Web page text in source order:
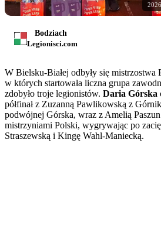
Bodziach
Legionisci.com
W Bielsku-Białej odbyły się mistrzostwa
w których startowała liczna grupa
zdobyło troje legionistów. Daria Górska
półfinał z Zuzanną Pawlikowską z
podwójnej Górska, wraz z Amelią
mistrzyniami Polski, wygrywając po
Straszewską i Kingę Wahl-Maniecką.